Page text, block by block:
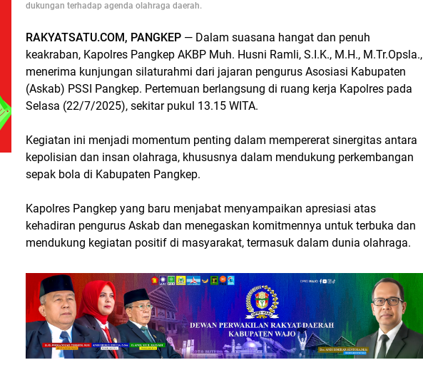
dukungan terhadap agenda olahraga daerah.
RAKYATSATU.COM, PANGKEP — Dalam suasana hangat dan penuh
keakraban, Kapolres Pangkep AKBP Muh. Husni Ramli, S.I.K., M.H., M.Tr.Opsla.,
menerima kunjungan silaturahmi dari jajaran pengurus Asosiasi Kabupaten
(Askab) PSSI Pangkep. Pertemuan berlangsung di ruang kerja Kapolres pada
Selasa (22/7/2025), sekitar pukul 13.15 WITA.
Kegiatan ini menjadi momentum penting dalam mempererat sinergitas antara
kepolisian dan insan olahraga, khususnya dalam mendukung perkembangan
sepak bola di Kabupaten Pangkep.
Kapolres Pangkep yang baru menjabat menyampaikan apresiasi atas
kehadiran pengurus Askab dan menegaskan komitmennya untuk terbuka dan
mendukung kegiatan positif di masyarakat, termasuk dalam dunia olahraga.